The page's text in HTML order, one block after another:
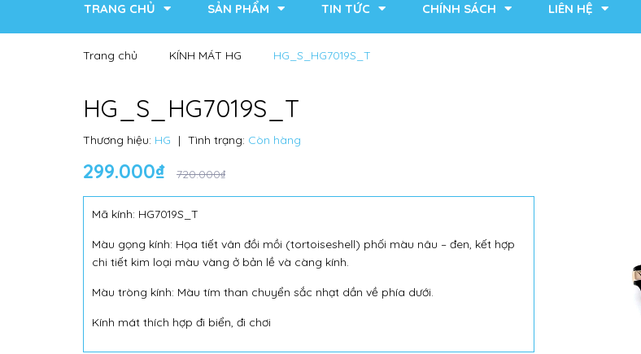
TRANG CHỦ SẢN PHẨM TIN TỨC CHÍNH SÁCH LIÊN HỆ
Trang chủ KÍNH MÁT HG HG_S_HG7019S_T
HG_S_HG7019S_T
Thương hiệu: HG | Tình trạng: Còn hàng
299.000₫ 720.000₫
Mã kính: HG7019S_T
Màu gọng kính: Họa tiết vân đồi mồi (tortoiseshell) phối màu nâu – đen, kết hợp
chi tiết kim loại màu vàng ở bản lề và càng kính.
Màu tròng kính: Màu tím than chuyển sắc nhạt dần về phía dưới.
Kính mát thích hợp đi biển, đi chơi